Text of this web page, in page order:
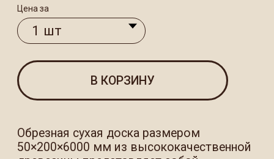
внутренних работ с оптимальным
уровнем влажности 16−18%, что
обеспечивает стабильность размеров
и предотвращает деформацию
конструкции. Материал отлично подходит
перегородок, обрешетки и других
элементов внутренней отделки.